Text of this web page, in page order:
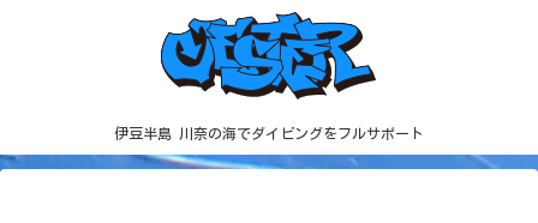
伊豆半島 川奈の海でダイビングをフルサポート